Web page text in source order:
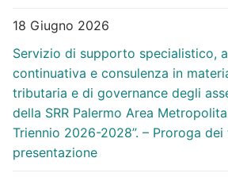
18 Giugno 2026
Servizio di supporto specialistico,
continuativa e consulenza in
tributaria e di governance degli
della SRR Palermo Area
Triennio 2026-2028”. – Proroga
presentazione